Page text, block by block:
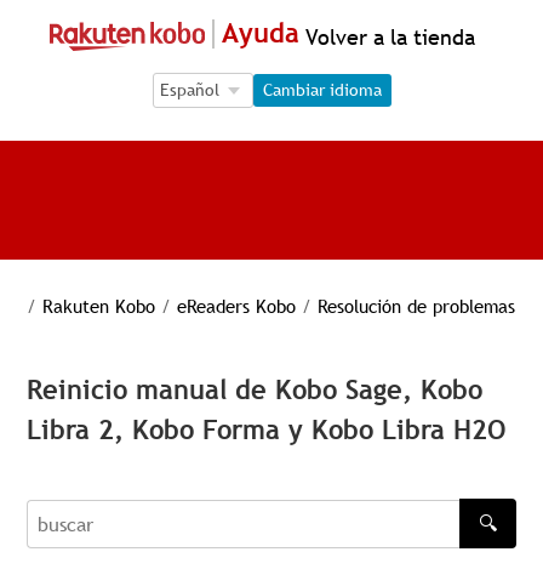
Ayuda Volver a la tienda
Language Selection
Language Selection
Cambiar idioma
/ Rakuten Kobo / eReaders Kobo / Resolución de problemas
Reinicio manual de Kobo Sage, Kobo
Libra 2, Kobo Forma y Kobo Libra H2O
buscar
🔍